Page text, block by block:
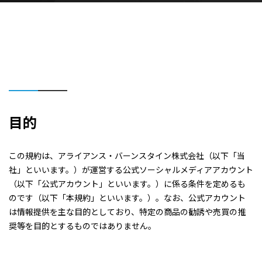
目的
この規約は、アライアンス・バーンスタイン株式会社（以下「当
社」といいます。）が運営する公式ソーシャルメディアアカウント
（以下「公式アカウント」といいます。）に係る条件を定めるも
のです（以下「本規約」といいます。）。なお、公式アカウント
は情報提供を主な目的としており、特定の商品の勧誘や売買の推
奨等を目的とするものではありません。